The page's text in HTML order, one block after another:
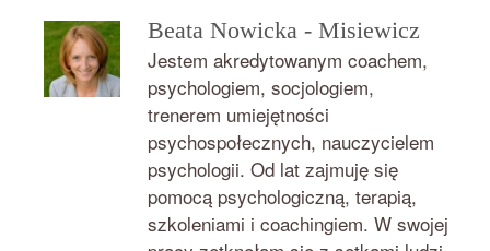
Beata Nowicka - Misiewicz
Jestem akredytowanym coachem,
psychologiem, socjologiem,
trenerem umiejętności
psychospołecznych, nauczycielem
psychologii. Od lat zajmuję się
pomocą psychologiczną, terapią,
szkoleniami i coachingiem. W swojej